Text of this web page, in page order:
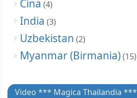
Cina (4)
India (3)
Uzbekistan (2)
Myanmar (Birmania)(15)
Video *** Magica Thailandia ***